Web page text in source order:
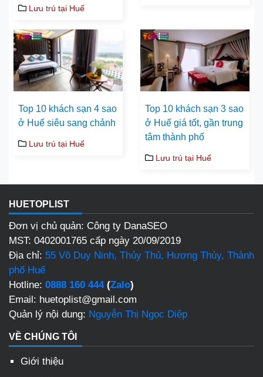
Lưu trú tại Huế
Top 10 khách sạn 4 sao
ở Huế siêu sang chảnh
Lưu trú tại Huế
Top 10 khách sạn 3 sao
ở Huế giá tốt, gần trung
tâm thành phố
Lưu trú tại Huế
HUETOPLIST
Đơn vị chủ quản: Công ty DanaSEO
MST: 0402001765 cấp ngày 20/09/2019
Địa chỉ: 55 Võ Duy Ninh, Thủy Thủ, Hương Thủy, Thành
phố Huế
Hotline: 0888 160 444(Zalo)
Email: huetoplist@gmail.com
Quản lý nội dung: Nguyễn Thị Ngọc Diệp
VỀ CHÚNG TÔI
Giới thiệu